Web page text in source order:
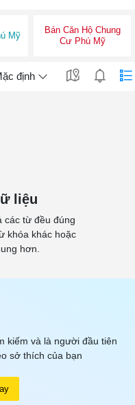
Mỹ
Bán Căn Hộ Chung
Cư Phú Mỹ
định
liệu
các từ đều đúng
khóa khác hoặc
hơn.
kiếm và là người đầu tiên
sở thích của bạn